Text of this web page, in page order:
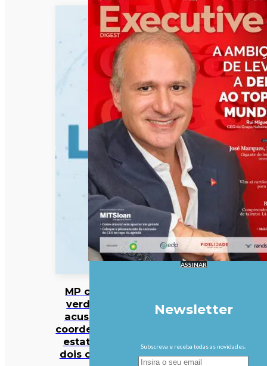
MP cabo-
verdiano
acusa ex-
coordenador
estatal de
dois crimes
ASSINAR
Newsletter
Subscreva e receba todas as novidades.